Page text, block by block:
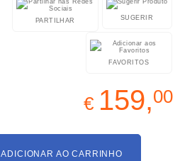
SUGERIR
PARTILHAR
FAVORITOS
€ 159,00
ADICIONAR AO CARRINHO